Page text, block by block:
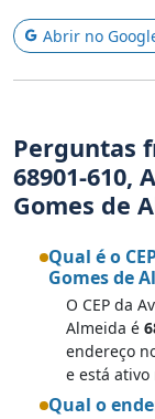
Abrir no
Perguntas
68901-610,
Gomes de
Qual é o
Gomes de
O CEP da
Almeida é
endereço
e está ativo
Qual o